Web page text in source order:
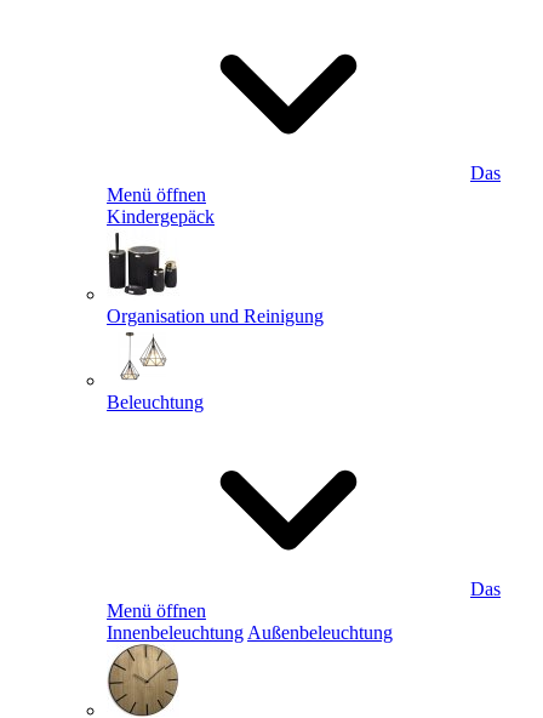
Das
Menü öffnen
Kindergepäck
Organisation und Reinigung
Beleuchtung
Das
Menü öffnen
Innenbeleuchtung Außenbeleuchtung